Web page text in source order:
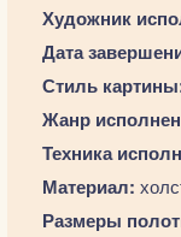
Художник
Дата
Стиль
Жанр
Техника
Материал:
Размеры